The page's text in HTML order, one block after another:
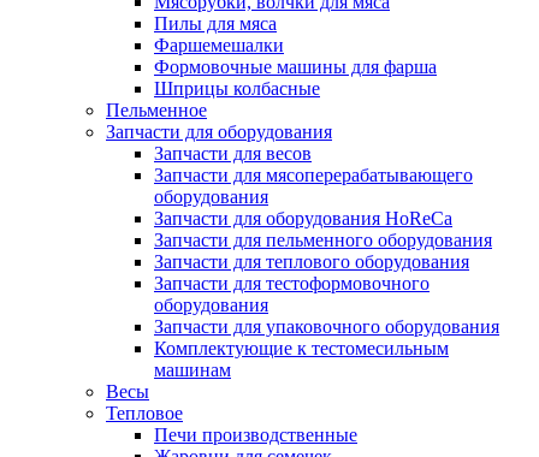
Пилы для мяса
Фаршемешалки
Формовочные машины для фарша
Шприцы колбасные
Пельменное
Запчасти для оборудования
Запчасти для весов
Запчасти для мясоперерабатывающего
оборудования
Запчасти для оборудования HoReCa
Запчасти для пельменного оборудования
Запчасти для теплового оборудования
Запчасти для тестоформовочного
оборудования
Запчасти для упаковочного оборудования
Комплектующие к тестомесильным
машинам
Весы
Тепловое
Печи производственные